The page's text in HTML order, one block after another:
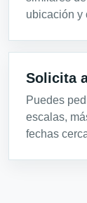
ubicación y
Solicita
Puedes
escalas,
fechas